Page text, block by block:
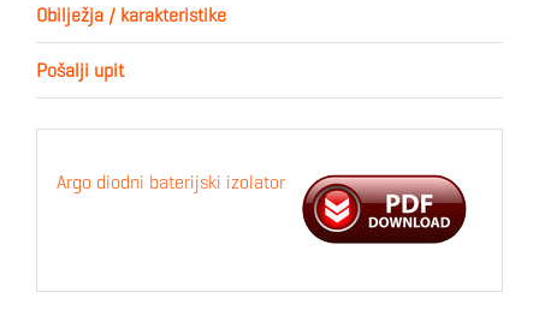
Obilježja / karakteristike
Pošalji upit
Argo diodni baterijski izolator